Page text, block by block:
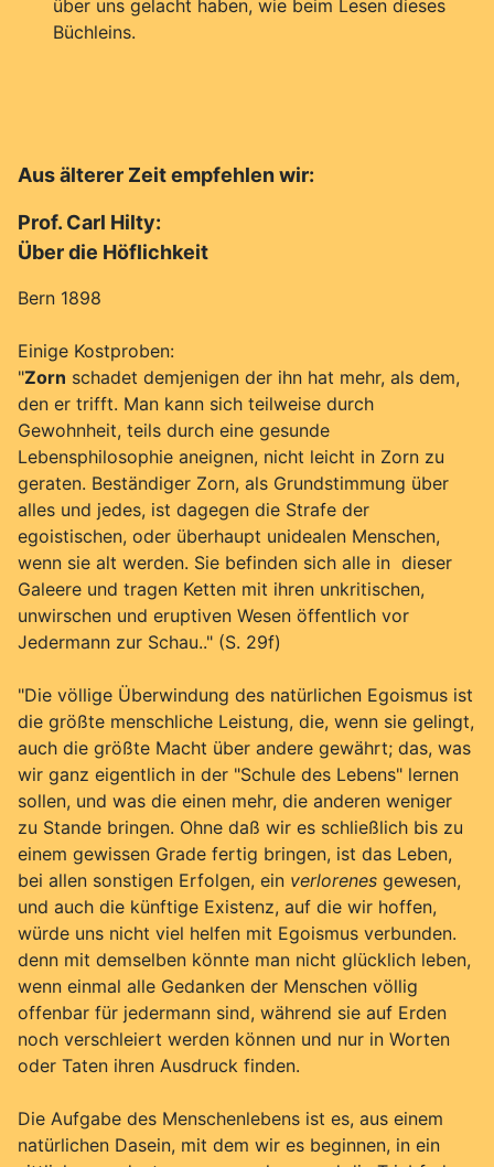
über uns gelacht haben, wie beim Lesen dieses
Büchleins.
Aus älterer Zeit empfehlen wir:
Prof. Carl Hilty:
Über die Höflichkeit
Bern 1898
Einige Kostproben:
"Zorn schadet demjenigen der ihn hat mehr, als dem,
den er trifft. Man kann sich teilweise durch
Gewohnheit, teils durch eine gesunde
Lebensphilosophie aneignen, nicht leicht in Zorn zu
geraten. Beständiger Zorn, als Grundstimmung über
alles und jedes, ist dagegen die Strafe der
egoistischen, oder überhaupt unidealen Menschen,
wenn sie alt werden. Sie befinden sich alle in dieser
Galeere und tragen Ketten mit ihren unkritischen,
unwirschen und eruptiven Wesen öffentlich vor
Jedermann zur Schau.." (S. 29f)
"Die völlige Überwindung des natürlichen Egoismus ist
die größte menschliche Leistung, die, wenn sie gelingt,
auch die größte Macht über andere gewährt; das, was
wir ganz eigentlich in der "Schule des Lebens" lernen
sollen, und was die einen mehr, die anderen weniger
zu Stande bringen. Ohne daß wir es schließlich bis zu
einem gewissen Grade fertig bringen, ist das Leben,
bei allen sonstigen Erfolgen, ein verlorenes gewesen,
und auch die künftige Existenz, auf die wir hoffen,
würde uns nicht viel helfen mit Egoismus verbunden.
denn mit demselben könnte man nicht glücklich leben,
wenn einmal alle Gedanken der Menschen völlig
offenbar für jedermann sind, während sie auf Erden
noch verschleiert werden können und nur in Worten
oder Taten ihren Ausdruck finden.
Die Aufgabe des Menschenlebens ist es, aus einem
natürlichen Dasein, mit dem wir es beginnen, in ein